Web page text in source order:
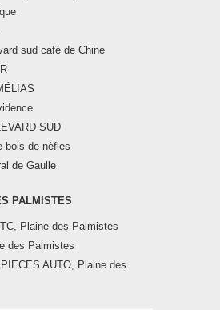
sud café de Chine
SUD
bois de nèfles
de Gaulle
PALMISTES
Plaine des Palmistes
des Palmistes
AUTO, Plaine des